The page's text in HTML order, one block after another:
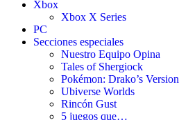
Xbox
Xbox X Series
PC
Secciones especiales
Nuestro Equipo Opina
Tales of Shergiock
Pokémon: Drako’s Version
Ubiverse Worlds
Rincón Gust
5 juegos que…